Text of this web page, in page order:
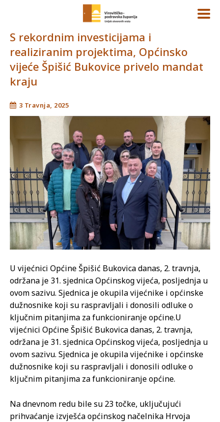
S rekordnim investicijama i
realiziranim projektima, Općinsko
vijeće Špišić Bukovice privelo mandat
kraju
3 Travnja, 2025
U vijećnici Općine Špišić Bukovica danas, 2. travnja,
održana je 31. sjednica Općinskog vijeća, posljednja u
ovom sazivu. Sjednica je okupila vijećnike i općinske
dužnosnike koji su raspravljali i donosili odluke o
ključnim pitanjima za funkcioniranje općine.U
vijećnici Općine Špišić Bukovica danas, 2. travnja,
održana je 31. sjednica Općinskog vijeća, posljednja u
ovom sazivu. Sjednica je okupila vijećnike i općinske
dužnosnike koji su raspravljali i donosili odluke o
ključnim pitanjima za funkcioniranje općine.
Na dnevnom redu bile su 23 točke, uključujući
prihvaćanje izvješća općinskog načelnika Hrvoja